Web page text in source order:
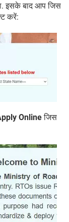
इसके बाद आप जिस
करें:
Onlineजिस